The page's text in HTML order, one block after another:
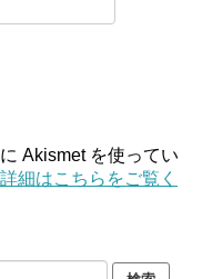
Akismet を使ってい
細はこちらをご覧く